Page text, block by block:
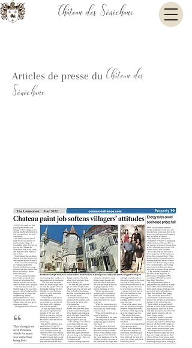
Château des Sénéchaux
Articles de presse du Château des
Sénéchaux